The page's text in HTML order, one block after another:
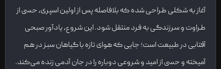
آغاز به شکلی طراحی شده که بلافاصله پس از اولین اسپری، حسی از
طراوت و سرزندگی به فرد منتقل شود. این شروع، یادآور صبحی
آفتابی در طبیعت است؛ جایی که هوای تازه با گیاهان سبز در هم
آمیخته و حسی از امید و شروعی دوباره را در جان آدمی زنده می‌کند.